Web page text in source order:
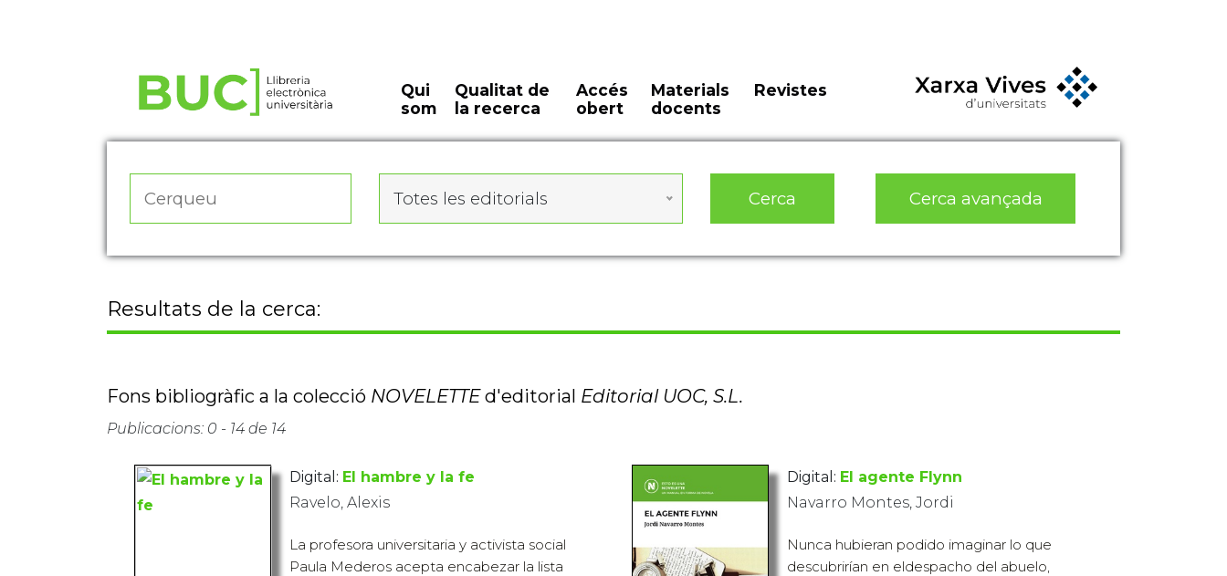
Qui
som
Qualitat de
la recerca
Accés
obert
Materials
docents
Revistes
Totes les editorials Cerca Cerca avançada
Resultats de la cerca:
Fons bibliogràfic a la colecció NOVELETTEd'editorial Editorial UOC, S.L.
Publicacions: 0 - 14 de 14
Digital: El hambre y la fe
Ravelo, Alexis
La profesora universitaria y activista social
Paula Mederos acepta encabezar la lista
Digital: El agente Flynn
Navarro Montes, Jordi
Nunca hubieran podido imaginar lo que
descubrirían en eldespacho del abuelo,